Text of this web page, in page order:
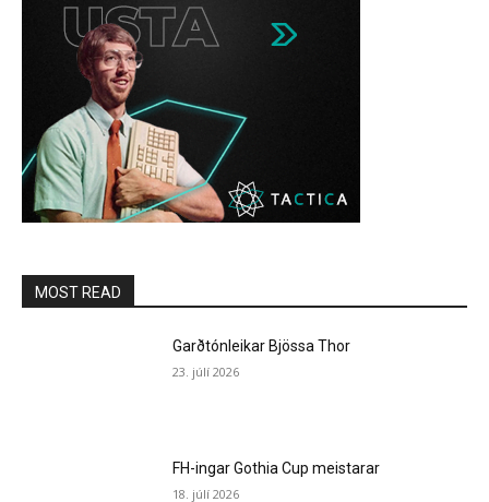
MOST READ
Garðtónleikar Bjössa Thor
23. júlí 2026
FH-ingar Gothia Cup meistarar
18. júlí 2026